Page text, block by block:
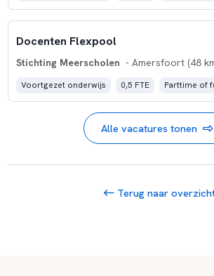
Docenten Flexpool
Stichting Meerscholen - Amersfoort (48
Voortgezet onderwijs 0,5 FTE Parttime of
Alle vacatures tonen
Terug naar